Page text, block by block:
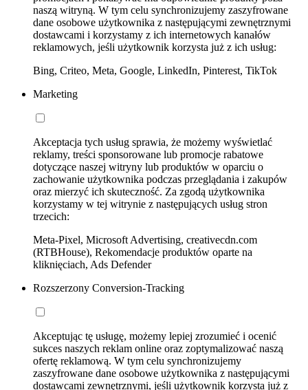
naszą witryną. W tym celu synchronizujemy zaszyfrowane
dane osobowe użytkownika z następującymi zewnętrznymi
dostawcami i korzystamy z ich internetowych kanałów
reklamowych, jeśli użytkownik korzysta już z ich usług:
Bing, Criteo, Meta, Google, LinkedIn, Pinterest, TikTok
Marketing
Akceptacja tych usług sprawia, że możemy wyświetlać
reklamy, treści sponsorowane lub promocje rabatowe
dotyczące naszej witryny lub produktów w oparciu o
zachowanie użytkownika podczas przeglądania i zakupów
oraz mierzyć ich skuteczność. Za zgodą użytkownika
korzystamy w tej witrynie z następujących usług stron
trzecich:
Meta-Pixel, Microsoft Advertising, creativecdn.com
(RTBHouse), Rekomendacje produktów oparte na
kliknięciach, Ads Defender
Rozszerzony Conversion-Tracking
Akceptując tę usługę, możemy lepiej zrozumieć i ocenić
sukces naszych reklam online oraz zoptymalizować naszą
ofertę reklamową. W tym celu synchronizujemy
zaszyfrowane dane osobowe użytkownika z następującymi
dostawcami zewnętrznymi, jeśli użytkownik korzysta już z